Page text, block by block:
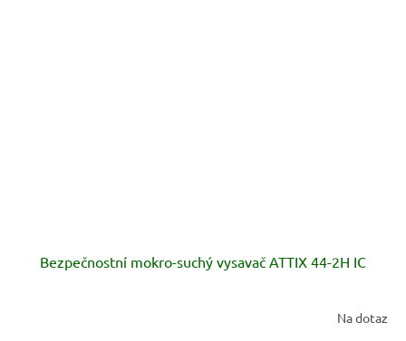
Bezpečnostní mokro-suchý vysavač ATTIX 44-2H IC
Na dotaz